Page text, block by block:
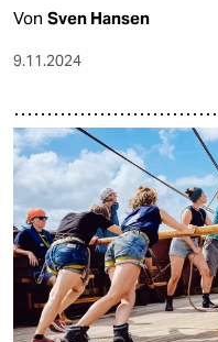
Von Sven Hansen
9.11.2024